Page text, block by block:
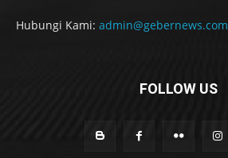
Hubungi Kami: admin@gebernews.com
FOLLOW US